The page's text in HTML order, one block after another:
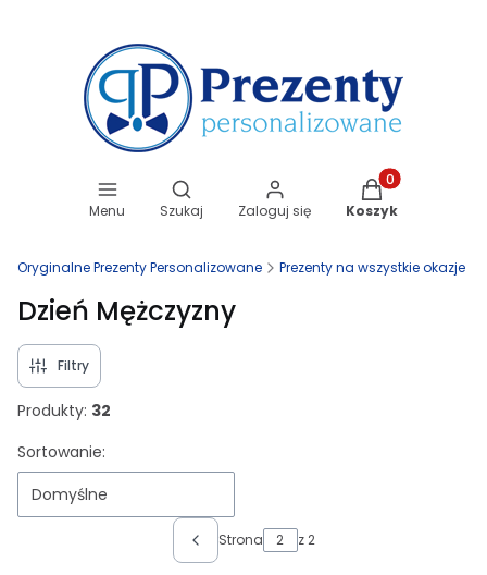
Menu
Otwórz wyszukiwarkę
Szukaj Zaloguj się
Produkty w
Koszyk
Oryginalne Prezenty Personalizowane Prezenty na wszystkie okazje
Dzień Mężczyzny
Filtry
Produkty: 32
Lista produktów
Sortowanie:
Domyślne
Poprzednie produkty
Strona z 2